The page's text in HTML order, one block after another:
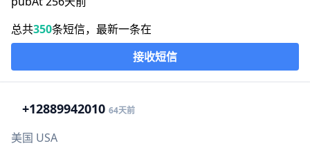
总共350条短信，最新一条在
接收短信
+12889942010 64天前
美国 USA